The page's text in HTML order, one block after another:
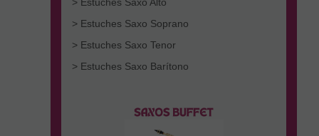
> Estuches Saxo Alto
> Estuches Saxo Soprano
> Estuches Saxo Tenor
> Estuches Saxo Barítono